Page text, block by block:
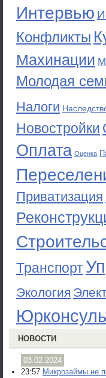
Интервью
Конфликты
Махинации
Молодая
Налоги
Новостройки
Оплата Оценка
Приватизация
Транспорт
Экология
НОВОСТИ
03.02.2024
23:57 Микрозаймы не